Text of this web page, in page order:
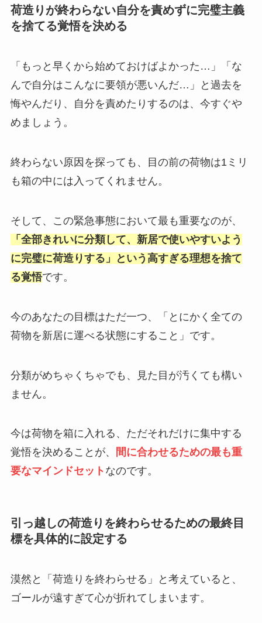
荷造りが終わらない自分を責めずに完璧主義
を捨てる覚悟を決める
「もっと早くから始めておけばよかった…」「な
んで自分はこんなに要領が悪いんだ…」と過去を
悔やんだり、自分を責めたりするのは、今すぐや
めましょう。
終わらない原因を探っても、目の前の荷物は1ミリ
も箱の中には入ってくれません。
そして、この緊急事態において最も重要なのが、
「全部きれいに分類して、新居で使いやすいよう
に完璧に荷造りする」という高すぎる理想を捨て
る覚悟です。
今のあなたの目標はただ一つ、「とにかく全ての
荷物を新居に運べる状態にすること」です。
分類がめちゃくちゃでも、見た目が汚くても構い
ません。
今は荷物を箱に入れる、ただそれだけに集中する
覚悟を決めることが、
間に合わせるための最も重
要なマインドセット なのです。
引っ越しの荷造りを終わらせるための最終目
標を具体的に設定する
漠然と「荷造りを終わらせる」と考えていると、
ゴールが遠すぎて心が折れてしまいます。